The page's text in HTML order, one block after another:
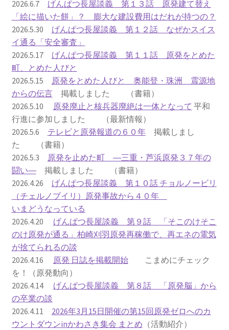
2023.3.12 第12回原発ゼロへのカウントダウンinかわ
さき集会
2023.6.25（日）映画「原発をとめた裁判長 そして
原発をとめる農家たち」上映会を開催
2023.10.8 原発ゼロへのカウントダウンinかわさき
講演会開催
2024.3.10第13回原発ゼロへのカウントダウンinかわさ
き集会
2024.10.13 映画「決断」上映と講演会を開催
2025.3.23第14回原発ゼロへのカウントダウンinかわさ
き集会開催
2026.3.15 第１５回原発ゼロへのカウントダウンinか
わさき集会開催
ギャラリー
ギャラリー_2023.3.12
2026.6.7 げんぱつ長屋談義 第１３話 原発建て替え
「絵に描いた餅」？ 膨大な建設費用はだれが持つの？
2026.5.30 げんぱつ長屋談義 第１２話 なぜかスイス
イ通る「安全審査」
2026.5.17 げんぱつ長屋談義 第１１話 原発をとめた
町、とめた人びと
2026.5.15 原発をとめた人びと 奥能登・珠洲 震源地
からの伝言掲載しました （書籍）
2026.5.10 原発廃止と核兵器廃絶は一体となって 平和
行進に参加しました （最新情報）
2026.5.6 テレビと原発報道の６０年掲載しまし
た （書籍）
2026.5.3 原発を止めた町 ―三重・芦浜原発３７年の
闘い―掲載しました （書籍）
2026.4.26 げんぱつ長屋談義 第１０話 チョルノービリ
（チェルノブイリ）原発事故から４０年
いまどうなっている
2026.4.20 げんぱつ長屋談義 第９話 「そこのけそこ
のけ原発が通る」柏崎刈羽原発再稼働で、再エネの電気
が捨てられるの談
2026.4.16 原発 日誌を掲載開始こまめにチェック
を！（原発動向）
2026.4.14 げんぱつ長屋談義 第８話 「原発脳」から
の卒業の談
2026.4.11 2026年3月15日開催の第15回原発ゼロへのカ
ウントダウンinかわさき集会 まとめ （活動紹介）